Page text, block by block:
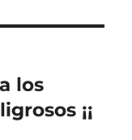
los
¡¡